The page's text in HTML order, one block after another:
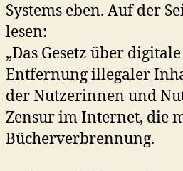
Systems eben. Auf der
lesen:
„Das Gesetz über
Entfernung illegaler
der Nutzerinnen und
Zensur im Internet, die
Bücherverbrennung.